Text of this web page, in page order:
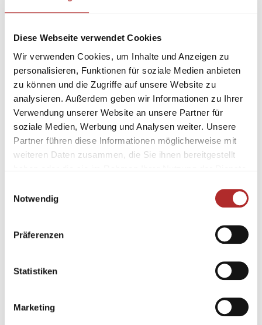
Diese Webseite verwendet Cookies
Wir verwenden Cookies, um Inhalte und Anzeigen zu
personalisieren, Funktionen für soziale Medien anbieten
zu können und die Zugriffe auf unsere Website zu
analysieren. Außerdem geben wir Informationen zu Ihrer
Verwendung unserer Website an unsere Partner für
soziale Medien, Werbung und Analysen weiter. Unsere
Partner führen diese Informationen möglicherweise mit
weiteren Daten zusammen, die Sie ihnen bereitgestellt
Notwendig
Präferenzen
Statistiken
Marketing